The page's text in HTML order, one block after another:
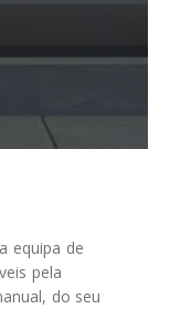
equipa de
pela
do seu